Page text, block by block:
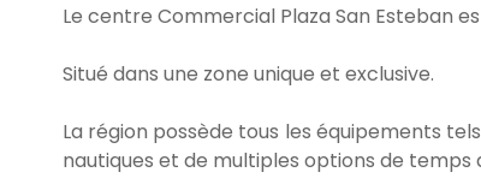
Le centre Commercial Plaza San Esteban
Situé dans une zone unique et exclusive.
La région possède tous les équipements
nautiques et de multiples options de temps